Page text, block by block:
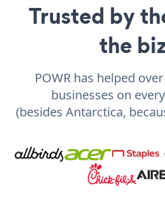
Trusted by
the
POWR has helped
businesses on
(besides Antarctica,